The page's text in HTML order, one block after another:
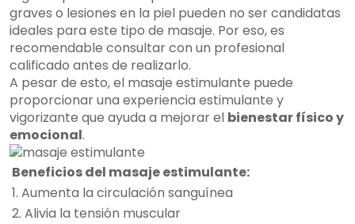
graves o lesiones en la piel pueden no ser candidatas
ideales para este tipo de masaje. Por eso, es
recomendable consultar con un profesional
calificado antes de realizarlo.
A pesar de esto, el masaje estimulante puede
proporcionar una experiencia estimulante y
vigorizante que ayuda a mejorar el bienestar físico y
emocional.
Beneficios del masaje estimulante:
1. Aumenta la circulación sanguínea
2. Alivia la tensión muscular